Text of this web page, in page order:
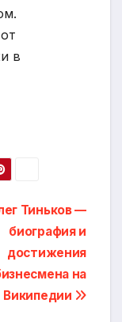
в
Тиньков —
биография и
достижения
на
Википедии